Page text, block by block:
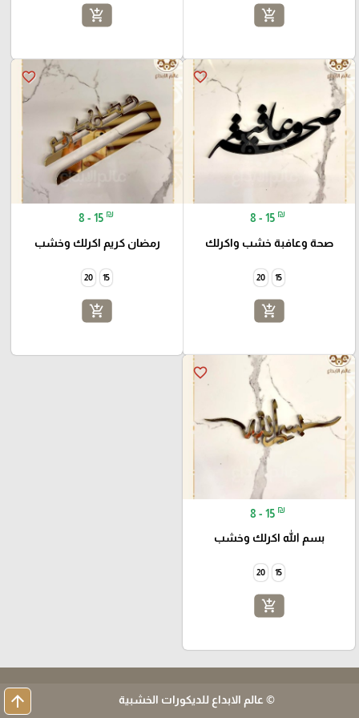
add_shopping_cart
add_shopping_cart
favorite_border
8 - 15 ₪
صحة وعافبة خشب واكرلك
15
20
add_shopping_cart
favorite_border
8 - 15 ₪
رمضان كريم اكرلك وخشب
15
20
add_shopping_cart
favorite_border
8 - 15 ₪
بسم الله اكرلك وخشب
15
20
add_shopping_cart
© عالم الابداع للديكورات الخشبية arrow_upward